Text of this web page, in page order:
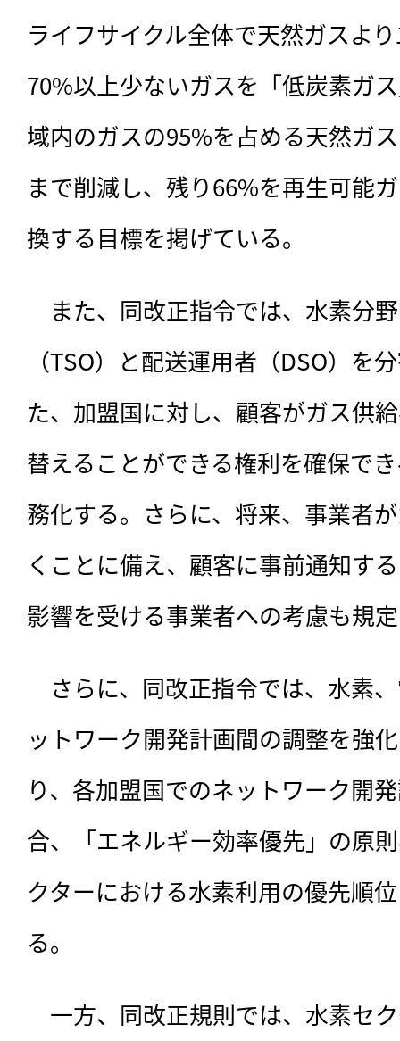
ライフサイクル全体で天然ガスよ
70%以上少ないガスを「低炭素ガ
域内のガスの95%を占める天然ガ
まで削減し、残り66%を再生可能
換する目標を掲げている。
また、同改正指令では、水素分
（TSO）と配送運用者（DSO）を
た、加盟国に対し、顧客がガス供
替えることができる権利を確保で
務化する。さらに、将来、事業者
くことに備え、顧客に事前通知す
影響を受ける事業者への考慮も規
さらに、同改正指令では、水素
ットワーク開発計画間の調整を強
り、各加盟国でのネットワーク開
合、「エネルギー効率優先」の原
クターにおける水素利用の優先順
る。
一方、同改正規則では、水素セ